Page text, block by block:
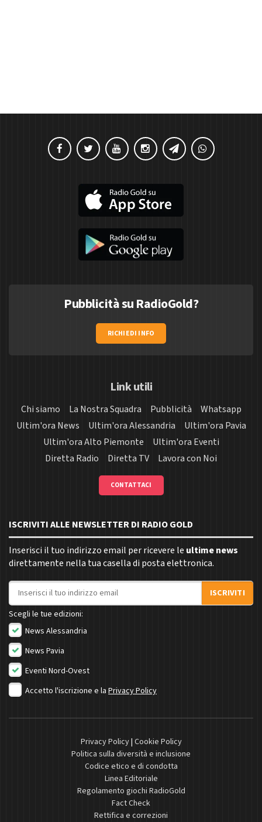
Pubblicità su RadioGold?
RICHIEDI INFO
Link utili
Chi siamo La Nostra Squadra Pubblicità
Whatsapp
Ultim'ora News
Ultim'ora Alessandria
Ultim'ora Pavia
Ultim'ora Alto Piemonte
Ultim'ora Eventi
Diretta Radio
Diretta TV Lavora con Noi
CONTATTACI
ISCRIVITI ALLE NEWSLETTER DI RADIO GOLD
Inserisci il tuo indirizzo email per ricevere le ultime news
direttamente nella tua casella di posta elettronica.
Indirizzo email
ISCRIVITI
Scegli le tue edizioni:
News Alessandria
News Pavia
Eventi Nord-Ovest
Accetto l'iscrizione e la Privacy Policy
Privacy Policy| Cookie Policy
Politica sulla diversità e inclusione
Codice etico e di condotta
Linea Editoriale
Regolamento giochi RadioGold
Fact Check
Rettifica e correzioni